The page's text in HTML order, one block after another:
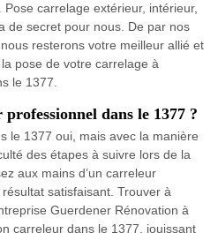
carrelage extérieur, intérieur,
de secret pour nous. De par nos
resterons votre meilleur allié et
pose de votre carrelage à
le 1377.
dans le 1377 ?
le 1377 oui, mais avec la manière
des étapes à suivre lors de la
aux mains d’un carreleur
satisfaisant. Trouver à
Guerdener Rénovation à
carreleur dans le 1377, jouissant